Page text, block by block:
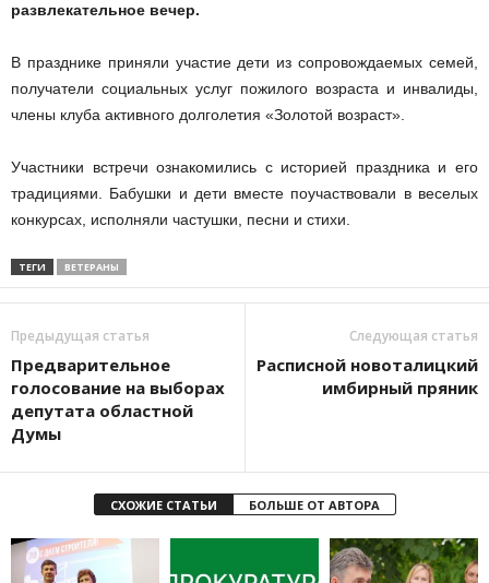
развлекательное вечер.
В празднике приняли участие дети из сопровождаемых семей,
получатели социальных услуг пожилого возраста и инвалиды,
члены клуба активного долголетия «Золотой возраст».
Участники встречи ознакомились с историей праздника и его
традициями. Бабушки и дети вместе поучаствовали в веселых
конкурсах, исполняли частушки, песни и стихи.
ТЕГИ ВЕТЕРАНЫ
Предыдущая статья
Предварительное
голосование на выборах
депутата областной
Думы
Следующая статья
Расписной новоталицкий
имбирный пряник
СХОЖИЕ СТАТЬИ БОЛЬШЕ ОТ АВТОРА